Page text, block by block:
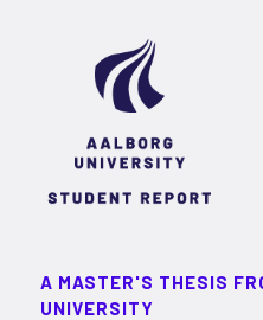
A MASTER'S THESIS
UNIVERSITY